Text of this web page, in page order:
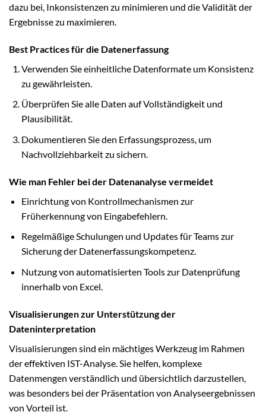
dazu bei, Inkonsistenzen zu minimieren und die Validität der
Ergebnisse zu maximieren.
Best Practices für die Datenerfassung
Verwenden Sie einheitliche Datenformate um Konsistenz
zu gewährleisten.
Überprüfen Sie alle Daten auf Vollständigkeit und
Plausibilität.
Dokumentieren Sie den Erfassungsprozess, um
Nachvollziehbarkeit zu sichern.
Wie man Fehler bei der Datenanalyse vermeidet
Einrichtung von Kontrollmechanismen zur
Früherkennung von Eingabefehlern.
Regelmäßige Schulungen und Updates für Teams zur
Sicherung der Datenerfassungskompetenz.
Nutzung von automatisierten Tools zur Datenprüfung
innerhalb von Excel.
Visualisierungen zur Unterstützung der
Dateninterpretation
Visualisierungen sind ein mächtiges Werkzeug im Rahmen
der effektiven IST-Analyse. Sie helfen, komplexe
Datenmengen verständlich und übersichtlich darzustellen,
was besonders bei der Präsentation von Analyseergebnissen
von Vorteil ist.